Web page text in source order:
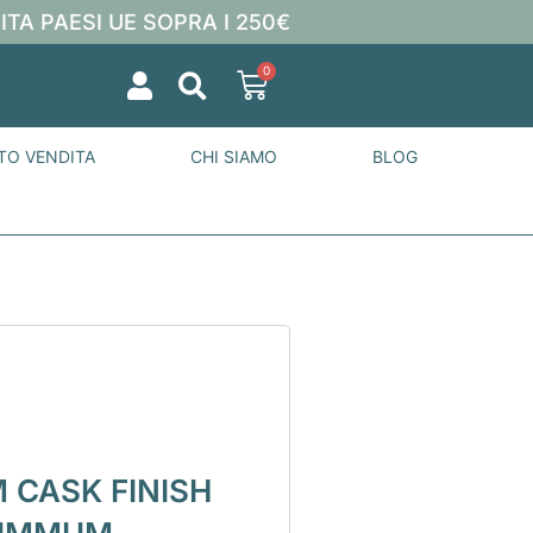
PAESI UE SOPRA I 250€
0
VENDITA CHI SIAMO BLOG
CASK FINISH